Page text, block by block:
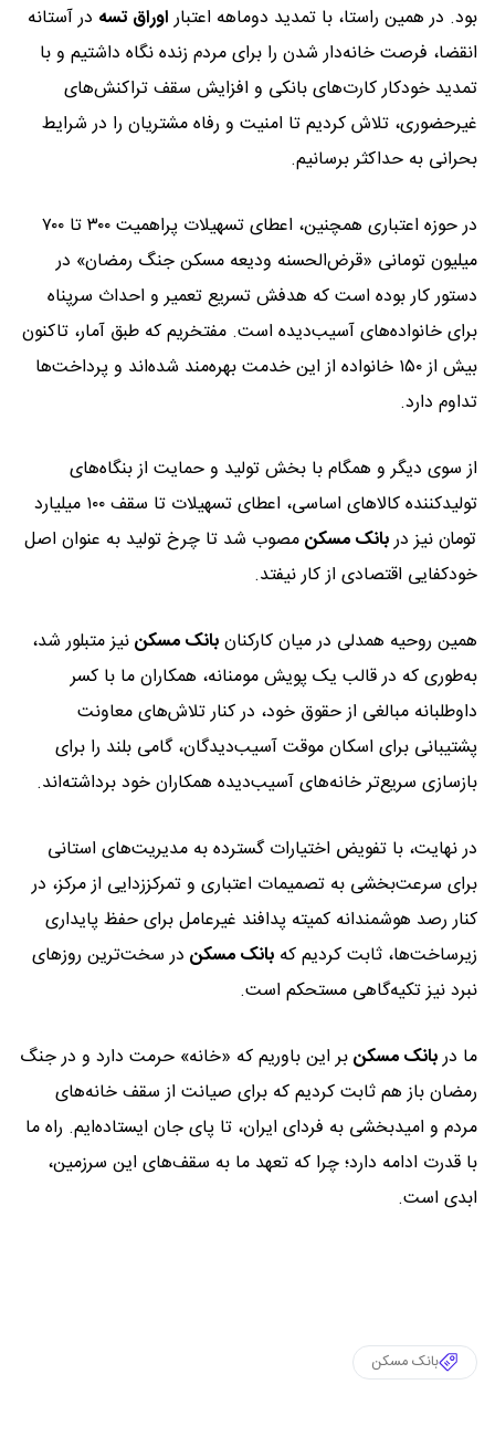
بود. در همین راستا، با تمدید دوماهه‌ اعتباراوراق تسه در آستانه
انقضا، فرصت خانه‌دار شدن را برای مردم زنده نگاه داشتیم و با
تمدید خودکار کارت‌های بانکی و افزایش سقف تراکنش‌های
غیرحضوری، تلاش کردیم تا امنیت و رفاه مشتریان را در شرایط
بحرانی به حداکثر برسانیم.
در حوزه اعتباری همچنین، اعطای تسهیلات پراهمیت ۳۰۰ تا ۷۰۰
میلیون تومانی «قرض‌الحسنه ودیعه مسکن جنگ رمضان» در
دستور کار بوده است که هدفش تسریع تعمیر و احداث سرپناه
برای خانواده‌های آسیب‌دیده است. مفتخریم که طبق آمار، تاکنون
بیش از ۱۵۰ خانواده از این خدمت بهره‌مند شده‌اند و پرداخت‌ها
تداوم دارد.
از سوی دیگر و همگام با بخش تولید و حمایت از بنگاه‌های
تولیدکننده کالاهای اساسی، اعطای تسهیلات تا سقف ۱۰۰ میلیارد
تومان نیز دربانک مسکنمصوب شد تا چرخ تولید به عنوان اصل
خودکفایی اقتصادی از کار نیفتد.
همین روحیه همدلی در میان کارکنانبانک مسکننیز متبلور شد،
به‌طوری که در قالب یک پویش مومنانه، همکاران ما با کسر
داوطلبانه مبالغی از حقوق خود، در کنار تلاش‌های معاونت
پشتیبانی برای اسکان موقت آسیب‌دیدگان، گامی بلند را برای
بازسازی سریع‌تر خانه‌های آسیب‌دیده همکاران خود برداشته‌اند.
در نهایت، با تفویض اختیارات گسترده به مدیریت‌های استانی
برای سرعت‌بخشی به تصمیمات اعتباری و تمرکززدایی از مرکز، در
کنار رصد هوشمندانه کمیته پدافند غیرعامل برای حفظ پایداری
زیرساخت‌ها، ثابت کردیم که بانک مسکن در سخت‌ترین روزهای
نبرد نیز تکیه‌گاهی مستحکم است.
ما دربانک مسکنبر این باوریم که «خانه» حرمت دارد و در جنگ
رمضان باز هم ثابت کردیم که برای صیانت از سقف خانه‌های
مردم و امیدبخشی به فردای ایران، تا پای جان ایستاده‌ایم. راه ما
با قدرت ادامه دارد؛ چرا که تعهد ما به سقف‌های این سرزمین،
ابدی است.
بانک مسکن